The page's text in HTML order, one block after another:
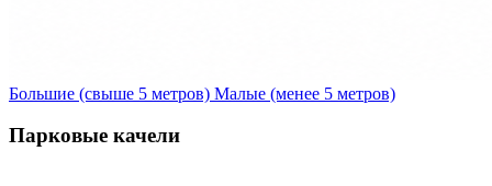
Большие (свыше 5 метров) Малые (менее 5 метров)
Парковые качели